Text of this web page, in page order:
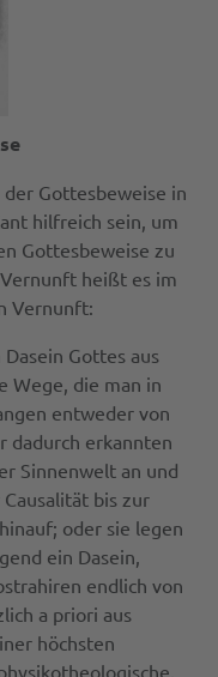
Gottesbeweise in
hilfreich sein, um
Gottesbeweise zu
heißt es im
Vernunft:
Gottes aus
Wege, die man in
entweder von
dadurch erkannten
Sinnenwelt an und
bis zur
oder sie legen
ein Dasein,
endlich von
a priori aus
höchsten